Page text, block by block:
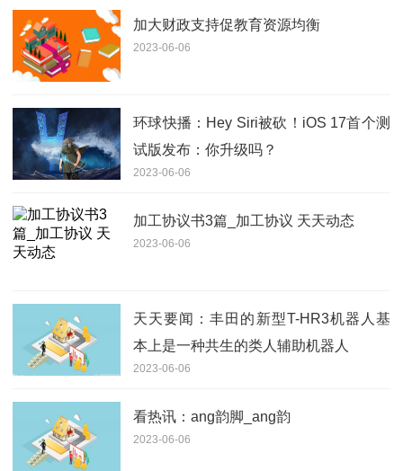
加大财政支持促教育资源均衡
2023-06-06
环球快播：Hey Siri被砍！iOS 17首个测
试版发布：你升级吗？
2023-06-06
加工协议书3篇_加工协议 天天动态
2023-06-06
天天要闻：丰田的新型T-HR3机器人基
本上是一种共生的类人辅助机器人
2023-06-06
看热讯：ang韵脚_ang韵
2023-06-06